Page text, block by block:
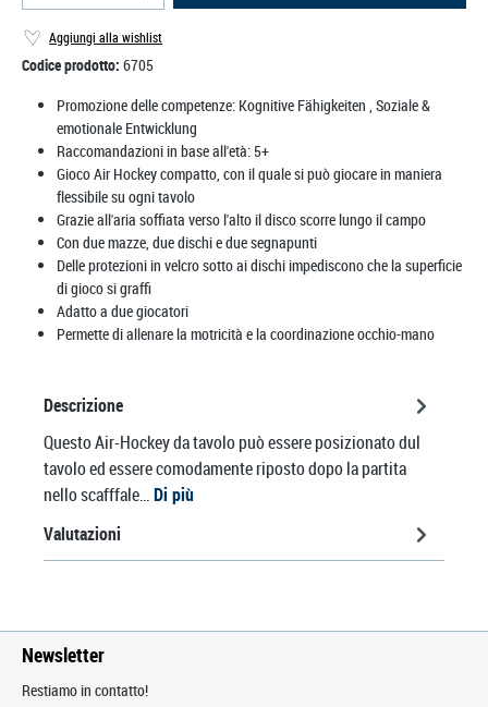
Aggiungi alla wishlist
Codice prodotto: 6705
Promozione delle competenze: Kognitive Fähigkeiten , Soziale &
emotionale Entwicklung
Raccomandazioni in base all'età: 5+
Gioco Air Hockey compatto, con il quale si può giocare in maniera
flessibile su ogni tavolo
Grazie all'aria soffiata verso l'alto il disco scorre lungo il campo
Con due mazze, due dischi e due segnapunti
Delle protezioni in velcro sotto ai dischi impediscono che la superficie
di gioco si graffi
Adatto a due giocatori
Permette di allenare la motricità e la coordinazione occhio-mano
Descrizione
Questo Air-Hockey da tavolo può essere posizionato dul
tavolo ed essere comodamente riposto dopo la partita
nello scafffale…Di più
Valutazioni
Newsletter
Restiamo in contatto!